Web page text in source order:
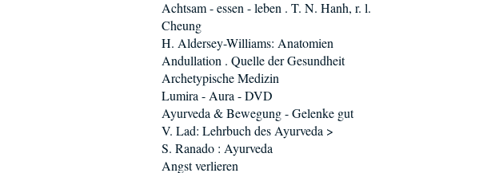
Achtsam - essen - leben . T. N. Hanh, r. l.
Cheung
H. Aldersey-Williams: Anatomien
Andullation . Quelle der Gesundheit
Archetypische Medizin
Lumira - Aura - DVD
Ayurveda & Bewegung - Gelenke gut
V. Lad: Lehrbuch des Ayurveda >
S. Ranado : Ayurveda
Angst verlieren